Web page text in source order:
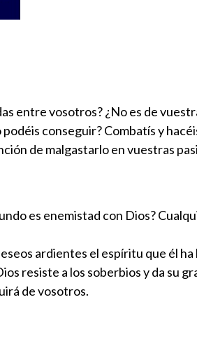
entre vosotros? ¿No es de
conseguir? Combatís y
de malgastarlo en vuestras
es enemistad con Dios?
ardientes el espíritu que él
resiste a los soberbios y da su
de vosotros.